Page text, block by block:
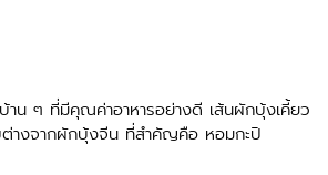
าน ๆ ที่มีคุณค่าอาหารอย่างดี เส้นผักบุ้งเคี้ยว
างจากผักบุ้งจีน ที่สำคัญคือ หอมกะปิ